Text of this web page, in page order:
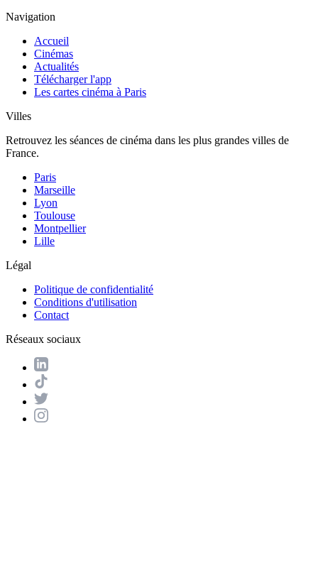
Navigation
Accueil
Cinémas
Actualités
Télécharger l'app
Les cartes cinéma à Paris
Villes
Retrouvez les séances de cinéma dans les plus grandes villes de
France.
Paris
Marseille
Lyon
Toulouse
Montpellier
Lille
Légal
Politique de confidentialité
Conditions d'utilisation
Contact
Réseaux sociaux